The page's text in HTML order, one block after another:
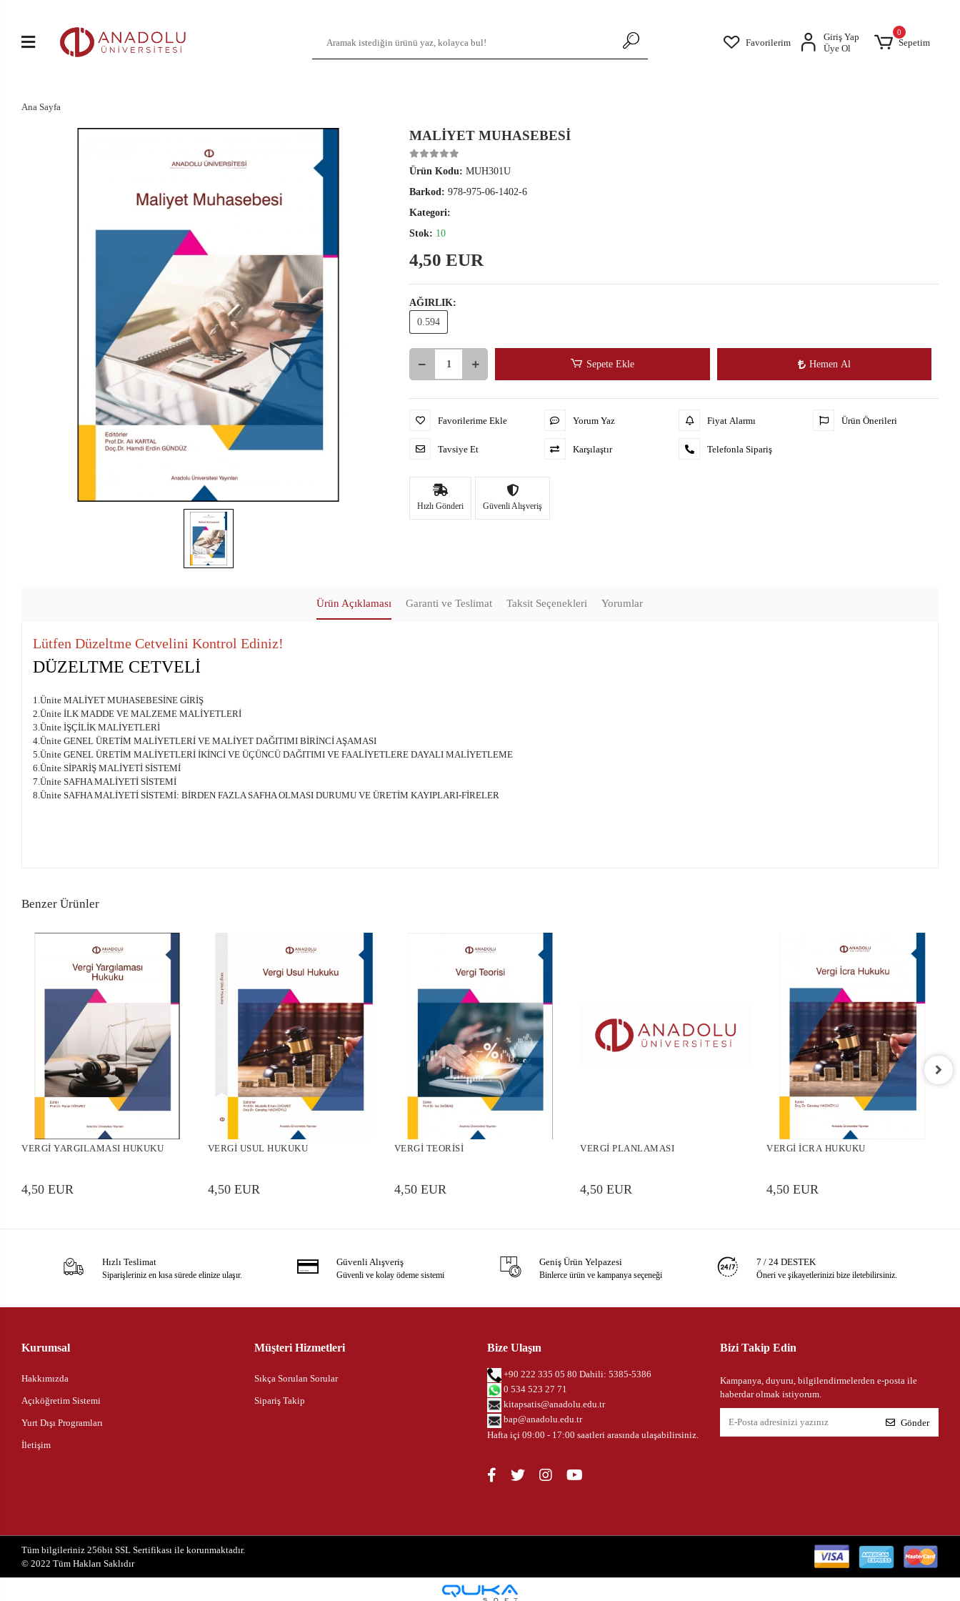
Favorilerim
Giriş Yap
Üye Ol
0
Sepetim
Ana Sayfa
MALİYET MUHASEBESİ
Ürün Kodu:MUH301U
Barkod:978-975-06-1402-6
Kategori:
Stok: 10
4,50 EUR
AĞIRLIK:
0.594
Sepete Ekle Hemen Al
Favorilerime Ekle
Tavsiye Et
Yorum Yaz
Karşılaştır
Fiyat Alarmı
Telefonla Sipariş
Ürün Önerileri
Hızlı Gönderi Güvenli Alışveriş
Ürün Açıklaması Garanti ve Teslimat Taksit Seçenekleri Yorumlar
Lütfen Düzeltme Cetvelini Kontrol Ediniz!
DÜZELTME CETVELİ
1.Ünite MALİYET MUHASEBESİNE GİRİŞ
2.Ünite İLK MADDE VE MALZEME MALİYETLERİ
3.Ünite İŞÇİLİK MALİYETLERİ
4.Ünite GENEL ÜRETİM MALİYETLERİ VE MALİYET DAĞITIMI BİRİNCİ AŞAMASI
5.Ünite GENEL ÜRETİM MALİYETLERİ İKİNCİ VE ÜÇÜNCÜ DAĞITIMI VE FAALİYETLERE DAYALI MALİYETLEME
6.Ünite SİPARİŞ MALİYETİ SİSTEMİ
7.Ünite SAFHA MALİYETİ SİSTEMİ
8.Ünite SAFHA MALİYETİ SİSTEMİ: BİRDEN FAZLA SAFHA OLMASI DURUMU VE ÜRETİM KAYIPLARI-FİRELER
Benzer Ürünler
VERGİ YARGILAMASI HUKUKU
4,50 EUR
VERGİ USUL HUKUKU
4,50 EUR
VERGİ TEORİSİ
4,50 EUR
VERGİ PLANLAMASI
4,50 EUR
VERGİ İCRA HUKUKU
4,50 EUR
Hızlı Teslimat
Siparişleriniz en kısa sürede elinize ulaşır.
Güvenli Alışveriş
Güvenli ve kolay ödeme sistemi
Geniş Ürün Yelpazesi
Binlerce ürün ve kampanya seçeneği
7 / 24 DESTEK
Öneri ve şikayetlerinizi bize iletebilirsiniz.
Kurumsal
Hakkımızda
Açıköğretim Sistemi
Yurt Dışı Programları
İletişim
Müşteri Hizmetleri
Sıkça Sorulan Sorular
Sipariş Takip
Bize Ulaşın
+90 222 335 05 80 Dahili: 5385-5386
0 534 523 27 71
kitapsatis@anadolu.edu.tr
bap@anadolu.edu.tr
Hafta içi 09:00 - 17:00 saatleri arasında ulaşabilirsiniz.
Bizi Takip Edin
Kampanya, duyuru, bilgilendirmelerden e-posta ile
haberdar olmak istiyorum.
Gönder
Tüm bilgileriniz 256bit SSL Sertifikası ile korunmaktadır.
© 2022Tüm Hakları Saklıdır